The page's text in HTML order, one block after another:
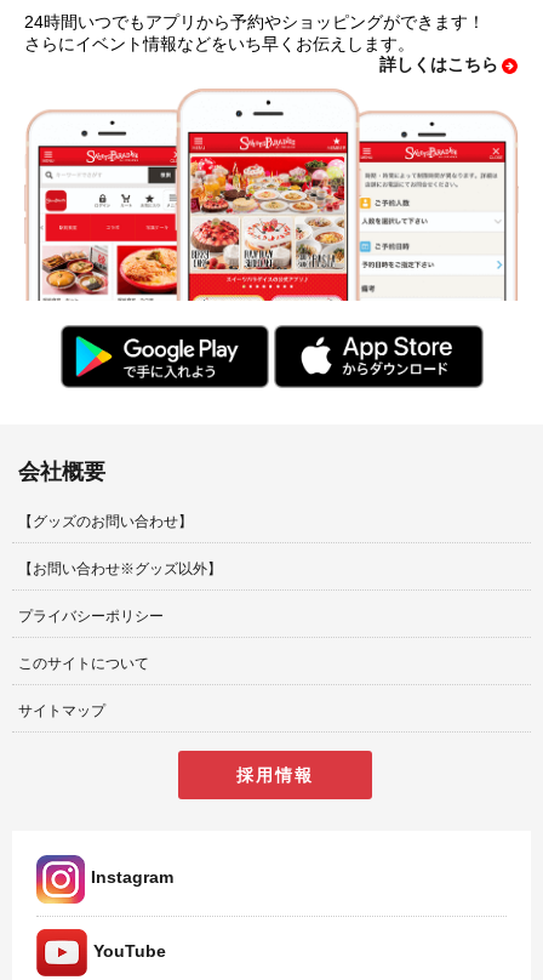
24時間いつでもアプリから予約やショッピングができます！
さらにイベント情報などをいち早くお伝えします。
詳しくはこちら
会社概要
【グッズのお問い合わせ】
【お問い合わせ※グッズ以外】
プライバシーポリシー
このサイトについて
サイトマップ
採用情報
Instagram
YouTube